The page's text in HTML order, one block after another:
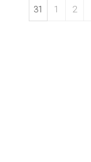
31 1 2